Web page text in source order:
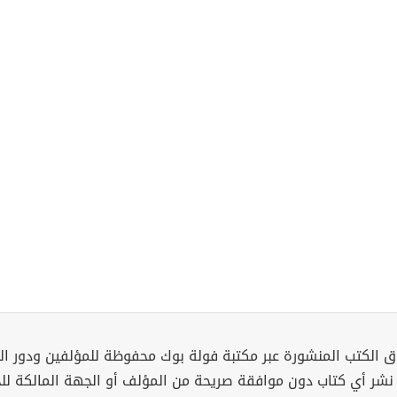
الكتب المنشورة عبر مكتبة فولة بوك محفوظة للمؤلفين ودور
نشر أي كتاب دون موافقة صريحة من المؤلف أو الجهة المالكة